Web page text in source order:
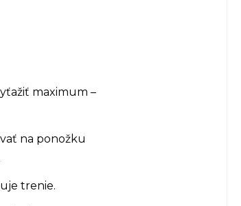
maximum –
na ponožku
trenie.